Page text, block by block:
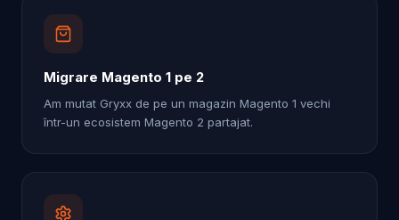
Migrare Magento 1 pe 2
Am mutat Gryxx de pe un magazin Magento 1 vechi
într-un ecosistem Magento 2 partajat.